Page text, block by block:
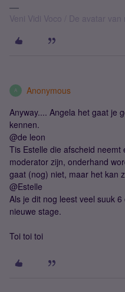
Veni Vidi Voco / De avatar
A Anonymous
Anyway.... Angela het gaat je
kennen.
@de leon
Tis Estelle die afscheid
moderator zijn, onderhand
gaat (nog) niet, maar het kan
@Estelle
Als je dit nog leest veel suuk
nieuwe stage.
Toi toi toi